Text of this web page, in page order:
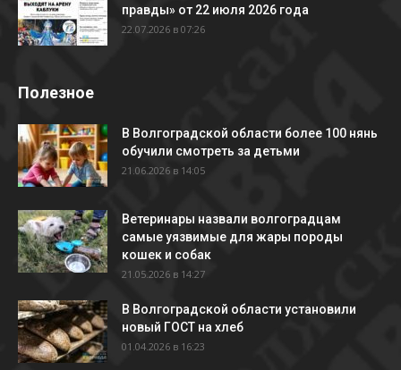
правды» от 22 июля 2026 года
22.07.2026 в 07:26
Полезное
В Волгоградской области более 100 нянь
обучили смотреть за детьми
21.06.2026 в 14:05
Ветеринары назвали волгоградцам
самые уязвимые для жары породы
кошек и собак
21.05.2026 в 14:27
В Волгоградской области установили
новый ГОСТ на хлеб
01.04.2026 в 16:23